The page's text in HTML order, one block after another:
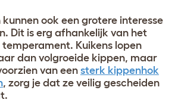
ook een grotere interesse
Dit is erg afhankelijk van het
temperament. Kuikens lopen
dan volgroeide kippen, maar
van een sterk kippenhok
, zorg je dat ze veilig gescheiden